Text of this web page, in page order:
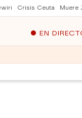
Crisis Ceuta Muere
EN